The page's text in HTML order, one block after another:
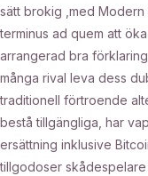
sätt brokig ,med Modern
terminus ad quem att
arrangerad bra
många rival leva dess
traditionell förtroende
bestå tillgängliga, har
ersättning inklusive
tillgodoser